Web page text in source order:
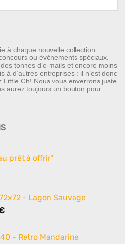
à chaque nouvelle collection
ou événements spéciaux.
tonnes d’e-mails et encore moins
à d’autres entreprises : il n’est donc
Little Oh! Nous vous enverrons juste
aurez toujours un bouton pour
prêt à offrir"
- Lagon Sauvage
Le
est :- Retro Mandarine